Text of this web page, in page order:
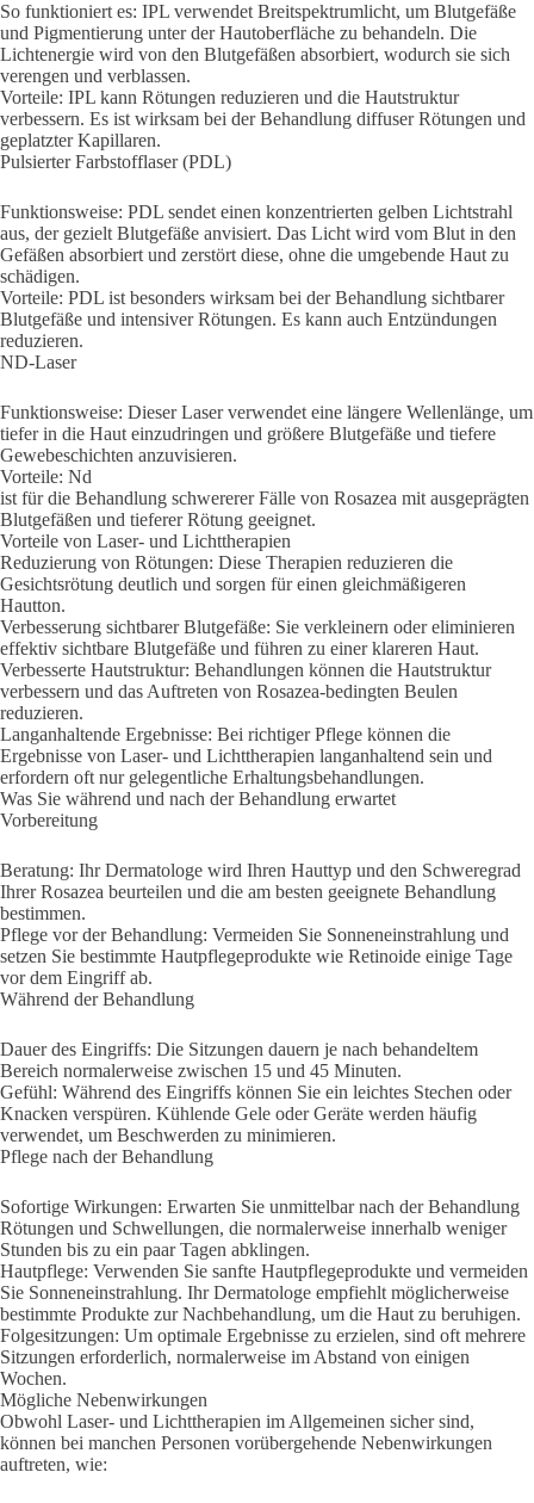
So funktioniert es: IPL verwendet Breitspektrumlicht, um Blutgefäße
und Pigmentierung unter der Hautoberfläche zu behandeln. Die
Lichtenergie wird von den Blutgefäßen absorbiert, wodurch sie sich
verengen und verblassen.
Vorteile: IPL kann Rötungen reduzieren und die Hautstruktur
verbessern. Es ist wirksam bei der Behandlung diffuser Rötungen und
geplatzter Kapillaren.
Pulsierter Farbstofflaser (PDL)
Funktionsweise: PDL sendet einen konzentrierten gelben Lichtstrahl
aus, der gezielt Blutgefäße anvisiert. Das Licht wird vom Blut in den
Gefäßen absorbiert und zerstört diese, ohne die umgebende Haut zu
schädigen.
Vorteile: PDL ist besonders wirksam bei der Behandlung sichtbarer
Blutgefäße und intensiver Rötungen. Es kann auch Entzündungen
reduzieren.
ND-Laser
Funktionsweise: Dieser Laser verwendet eine längere Wellenlänge, um
tiefer in die Haut einzudringen und größere Blutgefäße und tiefere
Gewebeschichten anzuvisieren.
Vorteile: Nd
ist für die Behandlung schwererer Fälle von Rosazea mit ausgeprägten
Blutgefäßen und tieferer Rötung geeignet.
Vorteile von Laser- und Lichttherapien
Reduzierung von Rötungen: Diese Therapien reduzieren die
Gesichtsrötung deutlich und sorgen für einen gleichmäßigeren
Hautton.
Verbesserung sichtbarer Blutgefäße: Sie verkleinern oder eliminieren
effektiv sichtbare Blutgefäße und führen zu einer klareren Haut.
Verbesserte Hautstruktur: Behandlungen können die Hautstruktur
verbessern und das Auftreten von Rosazea-bedingten Beulen
reduzieren.
Langanhaltende Ergebnisse: Bei richtiger Pflege können die
Ergebnisse von Laser- und Lichttherapien langanhaltend sein und
erfordern oft nur gelegentliche Erhaltungsbehandlungen.
Was Sie während und nach der Behandlung erwartet
Vorbereitung
Beratung: Ihr Dermatologe wird Ihren Hauttyp und den Schweregrad
Ihrer Rosazea beurteilen und die am besten geeignete Behandlung
bestimmen.
Pflege vor der Behandlung: Vermeiden Sie Sonneneinstrahlung und
setzen Sie bestimmte Hautpflegeprodukte wie Retinoide einige Tage
vor dem Eingriff ab.
Während der Behandlung
Dauer des Eingriffs: Die Sitzungen dauern je nach behandeltem
Bereich normalerweise zwischen 15 und 45 Minuten.
Gefühl: Während des Eingriffs können Sie ein leichtes Stechen oder
Knacken verspüren. Kühlende Gele oder Geräte werden häufig
verwendet, um Beschwerden zu minimieren.
Pflege nach der Behandlung
Sofortige Wirkungen: Erwarten Sie unmittelbar nach der Behandlung
Rötungen und Schwellungen, die normalerweise innerhalb weniger
Stunden bis zu ein paar Tagen abklingen.
Hautpflege: Verwenden Sie sanfte Hautpflegeprodukte und vermeiden
Sie Sonneneinstrahlung. Ihr Dermatologe empfiehlt möglicherweise
bestimmte Produkte zur Nachbehandlung, um die Haut zu beruhigen.
Folgesitzungen: Um optimale Ergebnisse zu erzielen, sind oft mehrere
Sitzungen erforderlich, normalerweise im Abstand von einigen
Wochen.
Mögliche Nebenwirkungen
Obwohl Laser- und Lichttherapien im Allgemeinen sicher sind,
können bei manchen Personen vorübergehende Nebenwirkungen
auftreten, wie: